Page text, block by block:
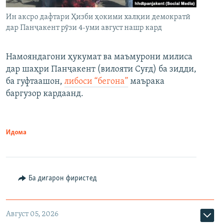
Ин аксро дафтари Ҳизби ҳокими халқии демократӣ
дар Панҷакент рӯзи 4-уми август нашр кард
Намояндагони ҳукумат ва маъмурони милиса
дар шаҳри Панҷакент (вилояти Суғд) ба зидди,
ба гуфтаашон, либоси “бегона” маърака
баргузор кардаанд.
Идома
Ба дигарон фиристед
Август 05, 2026